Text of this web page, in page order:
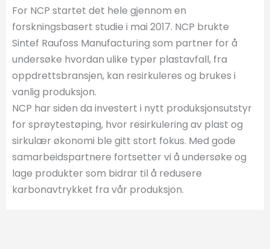
For NCP startet det hele gjennom en
forskningsbasert studie i mai 2017. NCP brukte
Sintef Raufoss Manufacturing som partner for å
undersøke hvordan ulike typer plastavfall, fra
oppdrettsbransjen, kan resirkuleres og brukes i
vanlig produksjon.
NCP har siden da investert i nytt produksjonsutstyr
for sprøytestøping, hvor resirkulering av plast og
sirkulær økonomi ble gitt stort fokus. Med gode
samarbeidspartnere fortsetter vi å undersøke og
lage produkter som bidrar til å redusere
karbonavtrykket fra vår produksjon.